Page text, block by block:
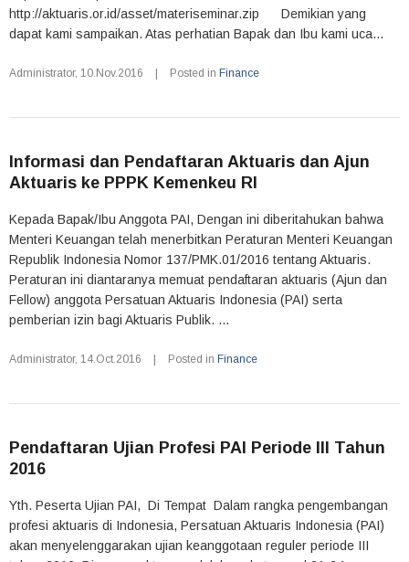
http://aktuaris.or.id/asset/materiseminar.zip Demikian yang
dapat kami sampaikan. Atas perhatian Bapak dan Ibu kami uca...
Administrator, 10.Nov.2016 Posted in Finance
Informasi dan Pendaftaran Aktuaris dan Ajun
Aktuaris ke PPPK Kemenkeu RI
Kepada Bapak/Ibu Anggota PAI, Dengan ini diberitahukan bahwa
Menteri Keuangan telah menerbitkan Peraturan Menteri Keuangan
Republik Indonesia Nomor 137/PMK.01/2016 tentang Aktuaris.
Peraturan ini diantaranya memuat pendaftaran aktuaris (Ajun dan
Fellow) anggota Persatuan Aktuaris Indonesia (PAI) serta
pemberian izin bagi Aktuaris Publik. ...
Administrator, 14.Oct.2016 Posted in Finance
Pendaftaran Ujian Profesi PAI Periode III Tahun
2016
Yth. Peserta Ujian PAI, Di Tempat Dalam rangka pengembangan
profesi aktuaris di Indonesia, Persatuan Aktuaris Indonesia (PAI)
akan menyelenggarakan ujian keanggotaan reguler periode III